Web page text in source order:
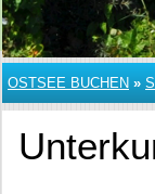
OSTSEE BUCHEN »